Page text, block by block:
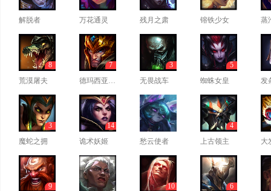
解脱者 万花通灵 残月之肃 镕铁少女 蒸
荒漠屠夫
8
德玛西亚皇子
7
无畏战车
3
蜘蛛女皇
5
发
魔蛇之拥
3
诡术妖姬
14
愁云使者
上古领主
4
大
9
10
6